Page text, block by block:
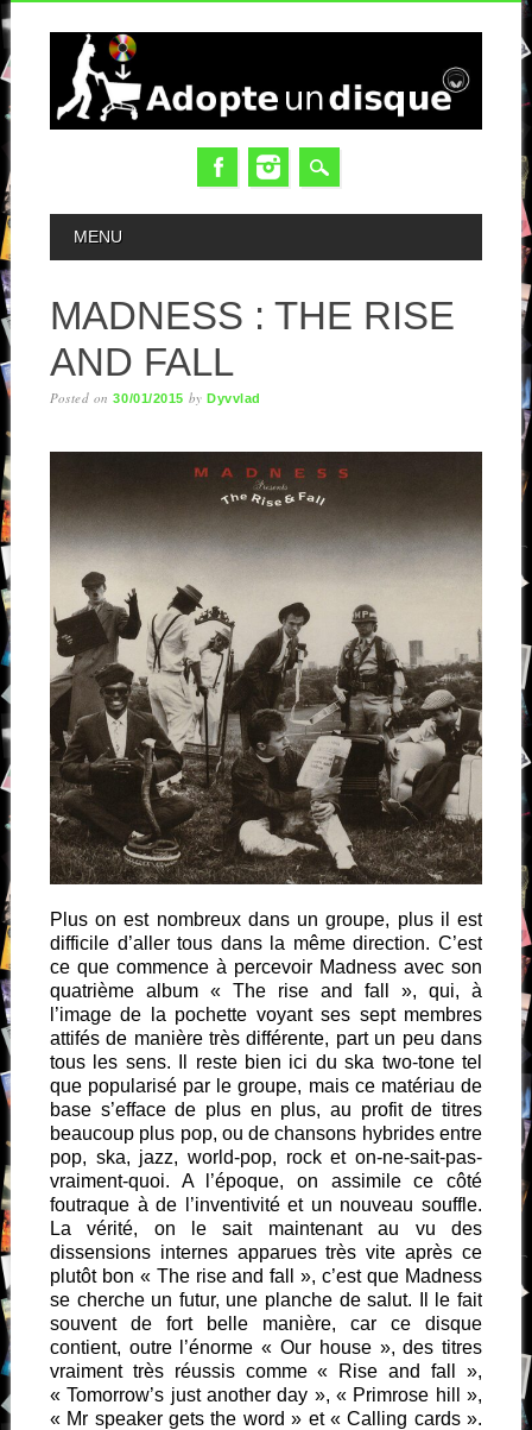
MAIN MENU
MENU
MADNESS : THE RISE
AND FALL
Posted on30/01/2015 byDyvvlad
Plus on est nombreux dans un groupe, plus il est
difficile d’aller tous dans la même direction. C’est
ce que commence à percevoir Madness avec son
quatrième album « The rise and fall », qui, à
l’image de la pochette voyant ses sept membres
attifés de manière très différente, part un peu dans
tous les sens. Il reste bien ici du ska two-tone tel
que popularisé par le groupe, mais ce matériau de
base s’efface de plus en plus, au profit de titres
beaucoup plus pop, ou de chansons hybrides entre
pop, ska, jazz, world-pop, rock et on-ne-sait-pas-
vraiment-quoi. A l’époque, on assimile ce côté
foutraque à de l’inventivité et un nouveau souffle.
La vérité, on le sait maintenant au vu des
dissensions internes apparues très vite après ce
plutôt bon « The rise and fall », c’est que Madness
se cherche un futur, une planche de salut. Il le fait
souvent de fort belle manière, car ce disque
contient, outre l’énorme « Our house », des titres
vraiment très réussis comme « Rise and fall »,
« Tomorrow’s just another day », « Primrose hill »,
« Mr speaker gets the word » et « Calling cards ».